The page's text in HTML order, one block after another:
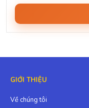
GIỚI THIỆU
Về chúng tôi